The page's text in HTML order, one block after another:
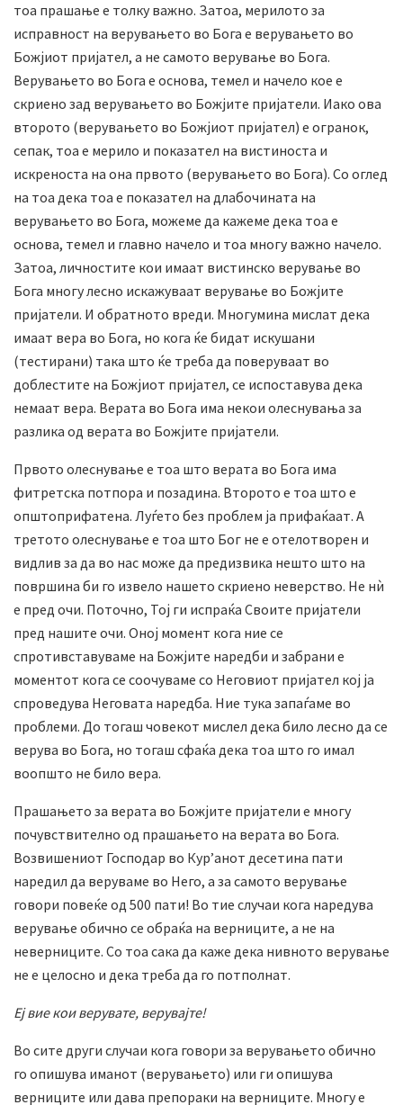
тоа прашање е толку важно. Затоа, мерилото за
исправност на верувањето во Бога е верувањето во
Божјиот пријател, а не самото верување во Бога.
Верувањето во Бога е основа, темел и начело кое е
скриено зад верувањето во Божјите пријатели. Иако ова
второто (верувањето во Божјиот пријател) е огранок,
сепак, тоа е мерило и показател на вистиноста и
искреноста на она првото (верувањето во Бога). Со оглед
на тоа дека тоа е показател на длабочината на
верувањето во Бога, можеме да кажеме дека тоа е
основа, темел и главно начело и тоа многу важно начело.
Затоа, личностите кои имаат вистинско верување во
Бога многу лесно искажуваат верување во Божјите
пријатели. И обратното вреди. Многумина мислат дека
имаат вера во Бога, но кога ќе бидат искушани
(тестирани) така што ќе треба да поверуваат во
доблестите на Божјиот пријател, се испоставува дека
немаат вера. Верата во Бога има некои олеснувања за
разлика од верата во Божјите пријатели.
Првото олеснување е тоа што верата во Бога има
фитретска потпора и позадина. Второто е тоа што е
општоприфатена. Луѓето без проблем ја прифаќаат. А
третото олеснување е тоа што Бог не е отелотворен и
видлив за да во нас може да предизвика нешто што на
површина би го извело нашето скриено неверство. Не нѝ
е пред очи. Поточно, Тој ги испраќа Своите пријатели
пред нашите очи. Оној момент кога ние се
спротивставуваме на Божјите наредби и забрани е
моментот кога се соочуваме со Неговиот пријател кој ја
спроведува Неговата наредба. Ние тука запаѓаме во
проблеми. До тогаш човекот мислел дека било лесно да се
верува во Бога, но тогаш сфаќа дека тоа што го имал
воопшто не било вера.
Прашањето за верата во Божјите пријатели е многу
почувствително од прашањето на верата во Бога.
Возвишениот Господар во Кур’анот десетина пати
наредил да веруваме во Него, а за самото верување
говори повеќе од 500 пати! Во тие случаи кога наредува
верување обично се обраќа на верниците, а не на
неверниците. Со тоа сака да каже дека нивното верување
не е целосно и дека треба да го потполнат.
Еј вие кои верувате, верувајте!
Во сите други случаи кога говори за верувањето обично
го опишува иманот (верувањето) или ги опишува
верниците или дава препораки на верниците. Многу е